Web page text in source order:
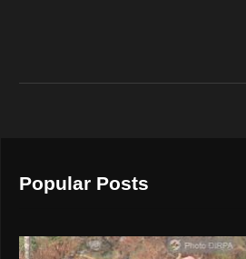
Popular Posts